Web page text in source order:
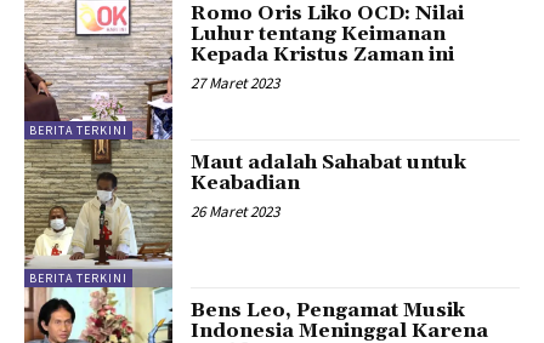
BERITA TERKINI
Romo Oris Liko OCD: Nilai
Luhur tentang Keimanan
Kepada Kristus Zaman ini
27 Maret 2023
BERITA TERKINI
Maut adalah Sahabat untuk
Keabadian
26 Maret 2023
Bens Leo, Pengamat Musik
Indonesia Meninggal Karena